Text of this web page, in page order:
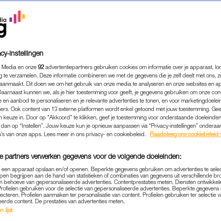
'WIE IS DE MOL?':
KANDIDATEN-
NIEUWS|LINDA.
04-09-2020 | IVO VAN WOERDEN
‘Wie is de Mol?’ begint zaterdag. Journalist en
met een wenslijstje voor de kandidaten.
instellingen
en onze 92 advertentiepartners gebruiken cookies om informatie over je apparaat,
te verzamelen. Deze informatie combineren we met de gegevens die je zelf deelt met ons,
Dit doen we om het gebruik van onze media te analyseren en onze websites en
kunnen we, als je hier toestemming voor geeft, je gegevens gebruiken om onze
en aanbod te personaliseren en je relevante advertenties te tonen, en voor
Ook content van 13 externe platformen wordt enkel getoond met jouw toestemming.
keuze in. Door op "Akkoord" te klikken, geef je toestemming voor onderstaande
op “Instellen”. Jouw keuze kun je opnieuw aanpassen via “Privacy-instellingen”
van onze apps. Lees meer in ons privacy- en cookiebeleid.
Raadpleeg ons cookiebeleid
partners verwerken gegevens voor de volgende doeleinden:
apparaat opslaan en/of openen. Beperkte gegevens gebruiken om advertenties te
begrijpen aan de hand van statistieken of combinaties van gegevens uit verschillende
behoeve van gepersonaliseerde advertenties. Contentprestaties meten. Diensten
gebruiken voor de selectie van gepersonaliseerde advertenties. Beperkte
Profielen aanmaken ter personalisatie van content. Profielen gebruiken ter selectie
content. De prestaties van advertenties meten.
lijst